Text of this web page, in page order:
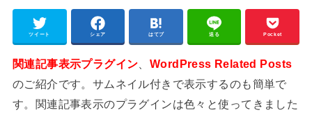
ツイート シェア はてブ 送る Pocket
関連記事表示プラグイン
WordPress Related Posts
のご紹介です。サムネイル付きで表示するのも簡単で
す。関連記事表示のプラグインは色々と使ってきました